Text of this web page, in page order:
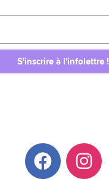
S'inscrire à l'infolettre !